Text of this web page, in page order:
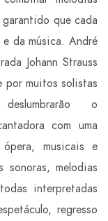
garantido que cada
da música. André
Johann Strauss
por muitos solistas
o
com uma
musicais e
sonoras, melodias
interpretadas
regresso